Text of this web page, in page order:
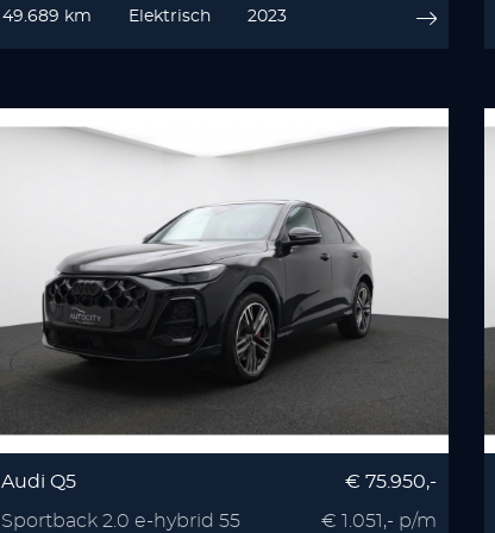
49.689 km Elektrisch 2023
Audi Q5
Sportback 2.0 e-hybrid 55
€ 75.950,-
€ 1.051,- p/m